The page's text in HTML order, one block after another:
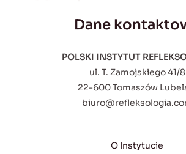
Dane
POLSKI INSTYTUT
ul. T. Zamojskiego 41/8
22-600 Tomaszów
O Instytucie